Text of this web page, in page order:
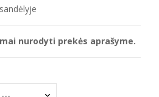
nurodyti prekės aprašyme.